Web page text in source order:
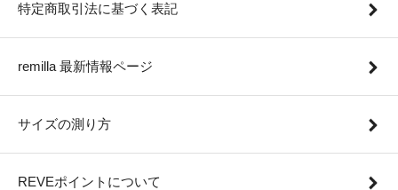
特定商取引法に基づく表記
remilla 最新情報ページ
サイズの測り方
REVEポイントについて